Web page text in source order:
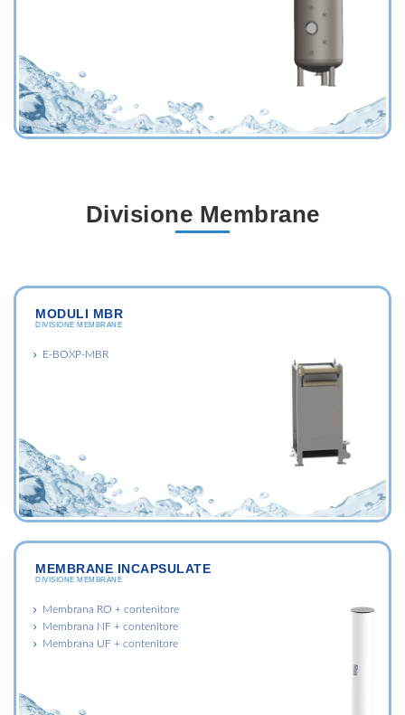
Divisione Membrane
MODULI MBR
DIVISIONE MEMBRANE
E-BOXP-MBR
MEMBRANE INCAPSULATE
DIVISIONE MEMBRANE
Membrana RO + contenitore
Membrana NF + contenitore
Membrana UF + contenitore